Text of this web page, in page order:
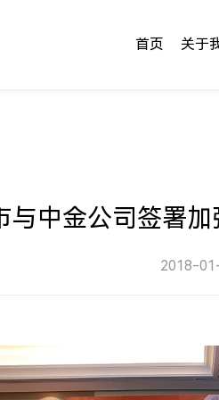
首页 关于
与中金公司签署
2018-